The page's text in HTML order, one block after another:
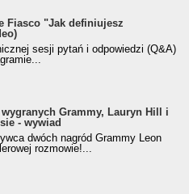
Fiasco "Jak definiujesz
sesji pytań i odpowiedzi (Q&A)
Grammy, Lauryn Hill i
- wywiad
dwóch nagród Grammy Leon
rozmowie!...